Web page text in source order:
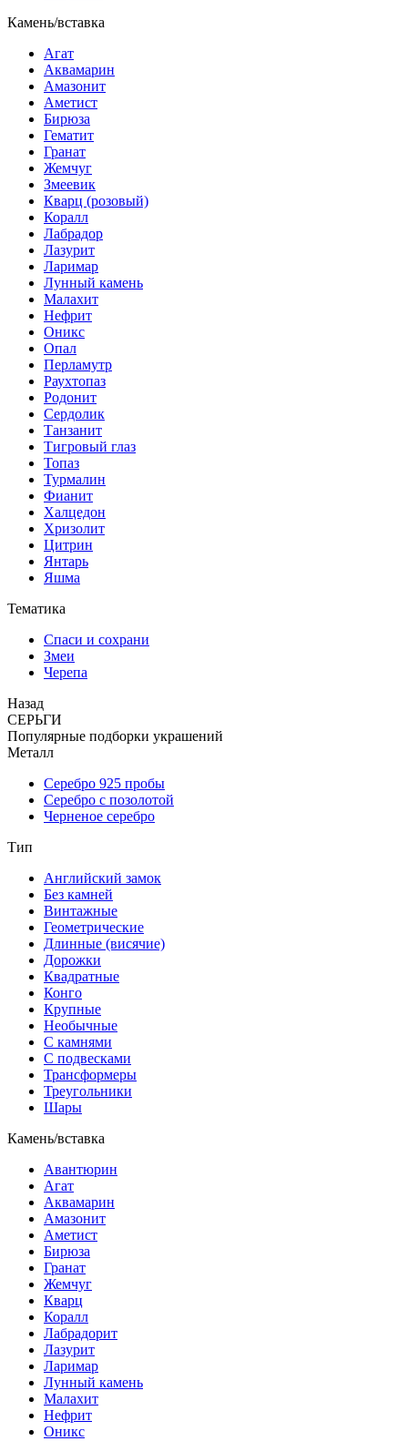
Камень/вставка
Агат
Аквамарин
Амазонит
Аметист
Бирюза
Гематит
Гранат
Жемчуг
Змеевик
Кварц (розовый)
Коралл
Лабрадор
Лазурит
Ларимар
Лунный камень
Малахит
Нефрит
Оникс
Опал
Перламутр
Раухтопаз
Родонит
Сердолик
Танзанит
Тигровый глаз
Топаз
Турмалин
Фианит
Халцедон
Хризолит
Цитрин
Янтарь
Яшма
Тематика
Спаси и сохрани
Змеи
Черепа
Назад
СЕРЬГИ
Популярные подборки украшений
Металл
Серебро 925 пробы
Серебро с позолотой
Черненое серебро
Тип
Английский замок
Без камней
Винтажные
Геометрические
Длинные (висячие)
Дорожки
Квадратные
Конго
Крупные
Необычные
С камнями
С подвесками
Трансформеры
Треугольники
Шары
Камень/вставка
Авантюрин
Агат
Аквамарин
Амазонит
Аметист
Бирюза
Гранат
Жемчуг
Кварц
Коралл
Лабрадорит
Лазурит
Ларимар
Лунный камень
Малахит
Нефрит
Оникс